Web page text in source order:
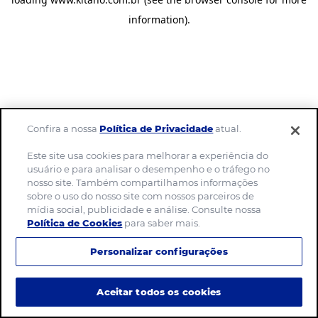
information).
Confira a nossaPolítica de Privacidadeatual.
Este site usa cookies para melhorar a experiência do
usuário e para analisar o desempenho e o tráfego no
nosso site. Também compartilhamos informações
sobre o uso do nosso site com nossos parceiros de
mídia social, publicidade e análise. Consulte nossa
Política de Cookies para saber mais.
Personalizar configurações
Aceitar todos os cookies